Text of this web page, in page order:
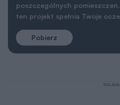
poszczególnych
ten projekt spełnia Twoje
Pobierz
REKLAMA